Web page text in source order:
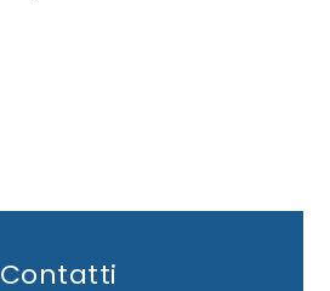
Contatti